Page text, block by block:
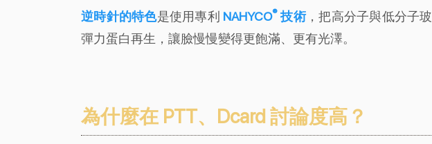
逆時針的特色是使用專利 NAHYCO®技術，把高分子與低分子
彈力蛋白再生，讓臉慢慢變得更飽滿、更有光澤。
為什麼在 PTT、Dcard 討論度高？